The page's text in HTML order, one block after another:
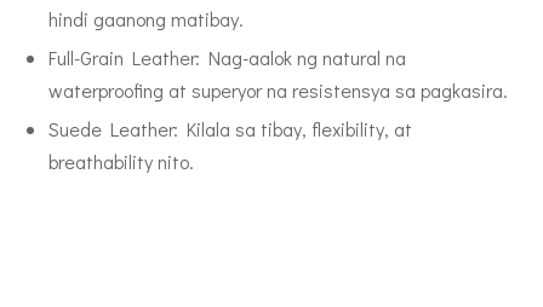
hindi gaanong matibay.
Full-Grain Leather: Nag-aalok ng natural na
waterproofing at superyor na resistensya sa pagkasira.
Suede Leather: Kilala sa tibay, flexibility, at
breathability nito.